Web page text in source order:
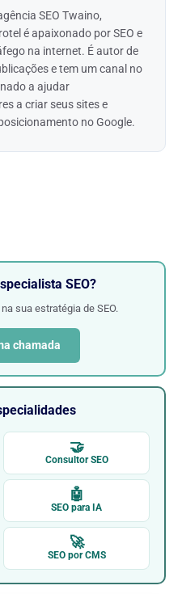
SEO Twaino,
é apaixonado por SEO e
na internet. É autor de
e tem um canal no
a ajudar
a criar seus sites e
no Google.
SEO?
sua estratégia de SEO.
chamada
🤝
Consultor SEO
🤖
SEO para IA
🚀
SEO por CMS